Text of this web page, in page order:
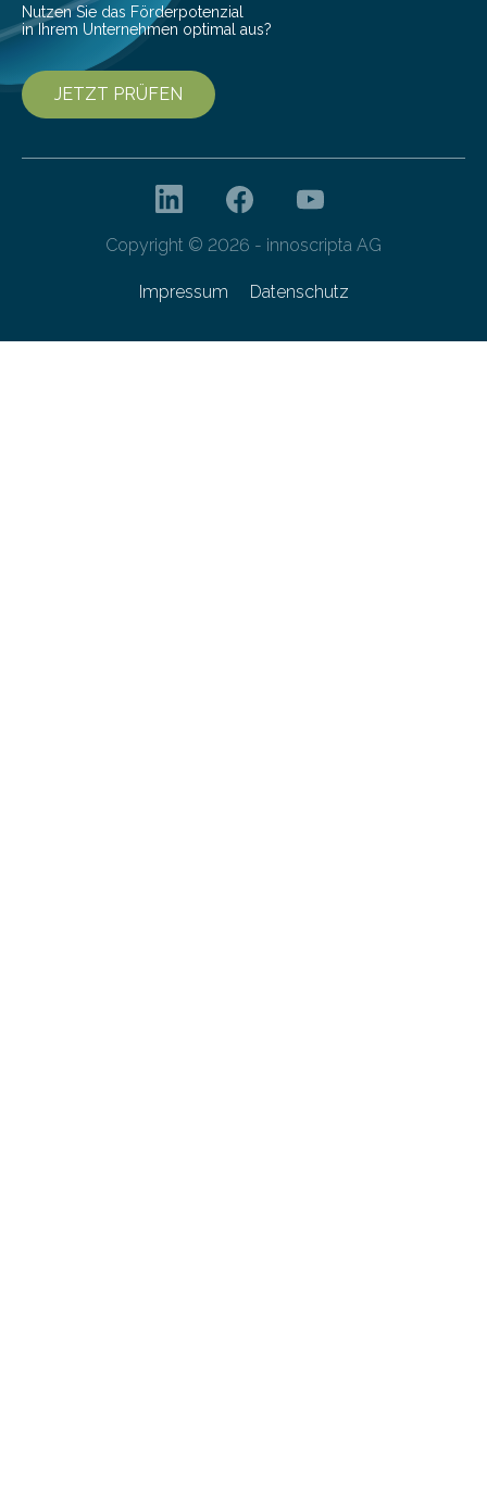
Nutzen Sie das Förderpotenzial
in Ihrem Unternehmen optimal aus?
JETZT PRÜFEN
Copyright © 2026 - innoscripta AG
Impressum Datenschutz